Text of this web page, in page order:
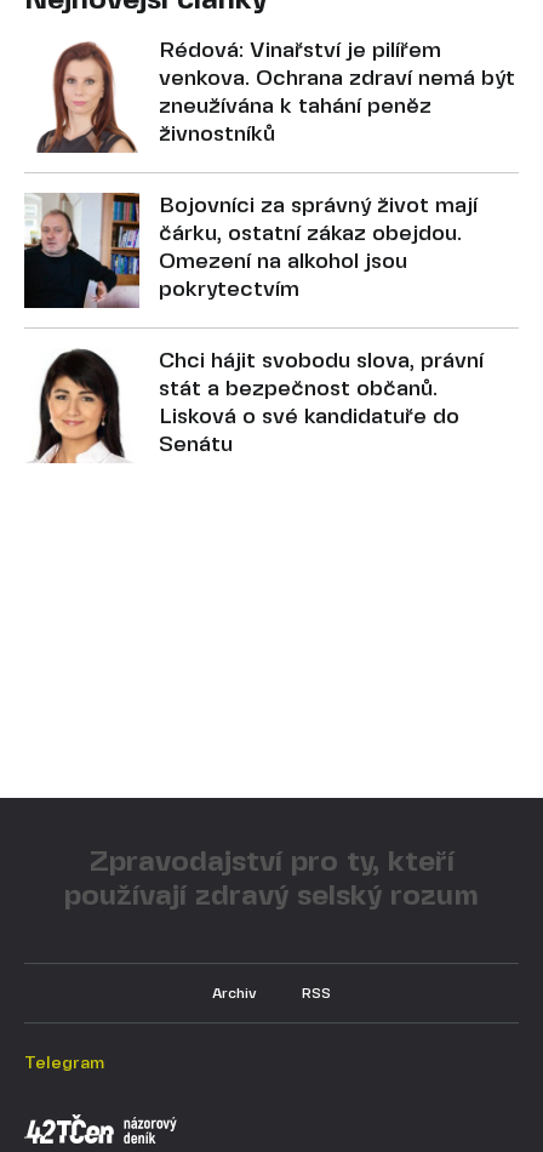
Rédová: Vinařství je pilířem
venkova. Ochrana zdraví nemá být
zneužívána k tahání peněz
živnostníků
Bojovníci za správný život mají
čárku, ostatní zákaz obejdou.
Omezení na alkohol jsou
pokrytectvím
Chci hájit svobodu slova, právní
stát a bezpečnost občanů.
Lisková o své kandidatuře do
Senátu
Zpravodajství pro ty, kteří
používají zdravý selský rozum
Archiv RSS
Telegram